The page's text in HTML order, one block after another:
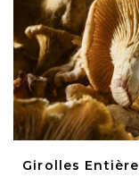
Girolles